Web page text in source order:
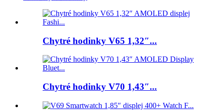
Chytré hodinky V65 1,32″...
Chytré hodinky V70 1,43″...